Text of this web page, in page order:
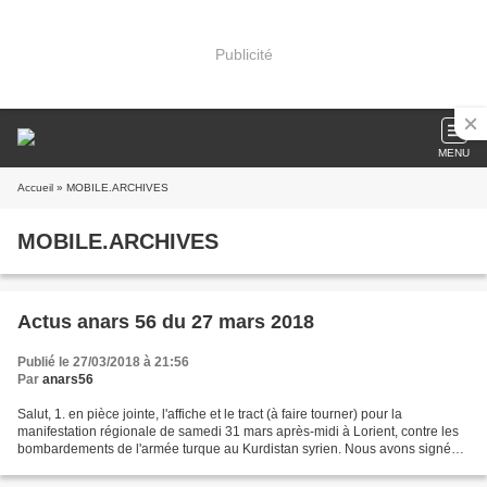
Publicité
MENU
Accueil » MOBILE.ARCHIVES
MOBILE.ARCHIVES
Actus anars 56 du 27 mars 2018
Publié le 27/03/2018 à 21:56
Par anars56
Salut, 1. en pièce jointe, l'affiche et le tract (à faire tourner) pour la
manifestation régionale de samedi 31 mars après-midi à Lorient, contre les
bombardements de l'armée turque au Kurdistan syrien. Nous avons signé